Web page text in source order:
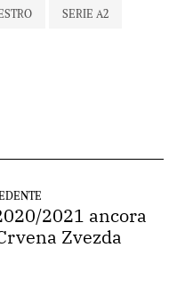
SERIE A2
2021 ancora
Zvezda